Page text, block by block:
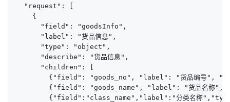
  "request": [
    {
      "field": "goodsInfo",
      "label": "货品信息",
      "type": "object",
      "describe": "货品信息",
      "children": [
{"field": "goods_no", "label": "货品编号",
{"field": "goods_name", "label": "货品名称
{"field":"class_name","label":"分类名称